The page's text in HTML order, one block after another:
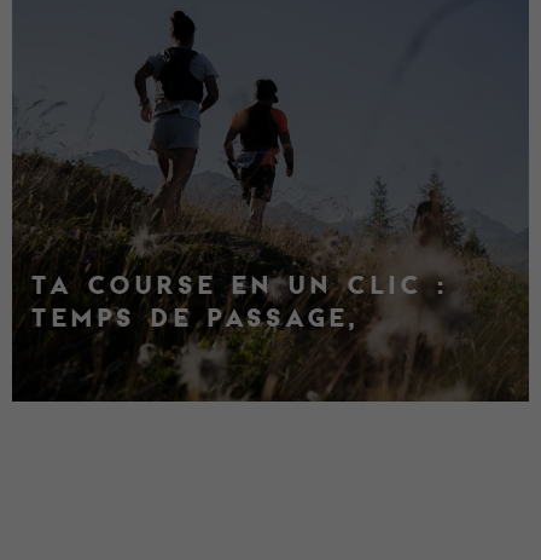
TA COURSE EN UN CLIC :
TEMPS DE PASSAGE,
CLASSEMENT ET RÉSULTATS